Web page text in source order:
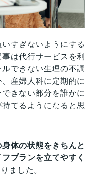
いすぎないようにする
は代行サービスを利
できない生理の不調
産婦人科に定期的に
きない部分を誰かに
てるようになると思
身体の状態をきちんと
プランを立てやすく
ました。